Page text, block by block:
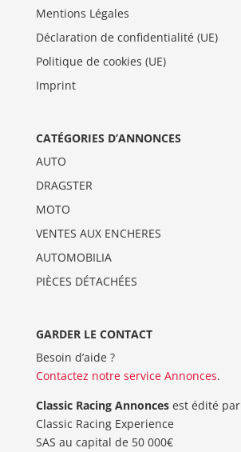
Mentions Légales
Déclaration de confidentialité (UE)
Politique de cookies (UE)
Imprint
CATÉGORIES D’ANNONCES
AUTO
DRAGSTER
MOTO
VENTES AUX ENCHERES
AUTOMOBILIA
PIÈCES DÉTACHÉES
GARDER LE CONTACT
Besoin d’aide ?
Contactez notre service Annonces.
Classic Racing Annoncesest édité par
Classic Racing Experience
SAS au capital de 50 000€